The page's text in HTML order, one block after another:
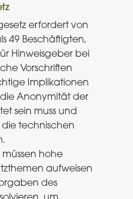
erfordert von
49 Beschäftigten,
Hinweisgeber bei
Vorschriften
Implikationen
Anonymität der
sein muss und
technischen
​.
hohe
aufweisen
des